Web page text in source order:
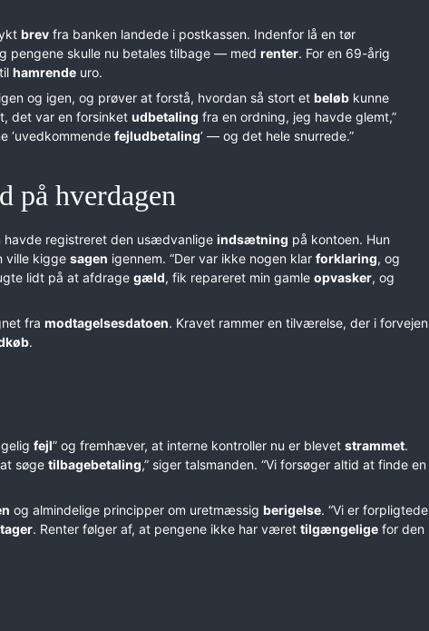
brev fra banken landede i postkassen. Indenfor lå en tør
pengene skulle nu betales tilbage — med renter. For en 69-årig
hamrende uro.
og igen, og prøver at forstå, hvordan så stort et beløb kunne
det var en forsinket udbetaling fra en ordning, jeg havde glemt,”
‘uvedkommende fejludbetaling’ — og det hele snurrede.”
på hverdagen
havde registreret den usædvanlige indsætning på kontoen. Hun
ville kigge sagen igennem. “Der var ikke nogen klar forklaring, og
lidt på at afdrage gæld, fik repareret min gamle opvasker, og
fra modtagelsesdatoen. Kravet rammer en tilværelse, der i forvejen
.
fejl” og fremhæver, at interne kontroller nu er blevet strammet.
søge tilbagebetaling,” siger talsmanden. “Vi forsøger altid at finde en
og almindelige principper om uretmæssig berigelse. “Vi er forpligtede
. Renter følger af, at pengene ikke har været tilgængelige for den